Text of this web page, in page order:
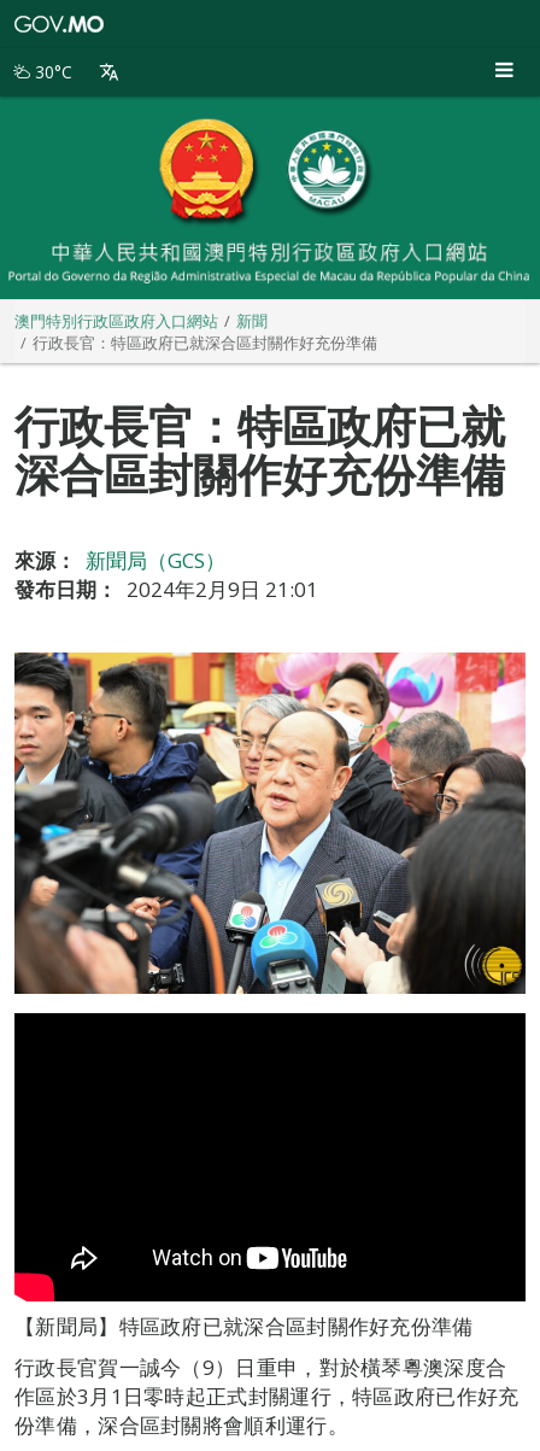
別
30°C
澳門特別行政區政府入口網站
新聞
行政長官：特區政府已就深合區封關作好充份準備
行政長官：特區政府已就
深合區封關作好充份準備
來源：
新聞局（GCS）
發布日期：
2024年2月9日 21:01
【新聞局】特區政府已就深合區封關作好充份準備
行政長官賀一誠今（9）日重申，對於橫琴粵澳深度合
作區於3月1日零時起正式封關運行，特區政府已作好充
份準備，深合區封關將會順利運行。